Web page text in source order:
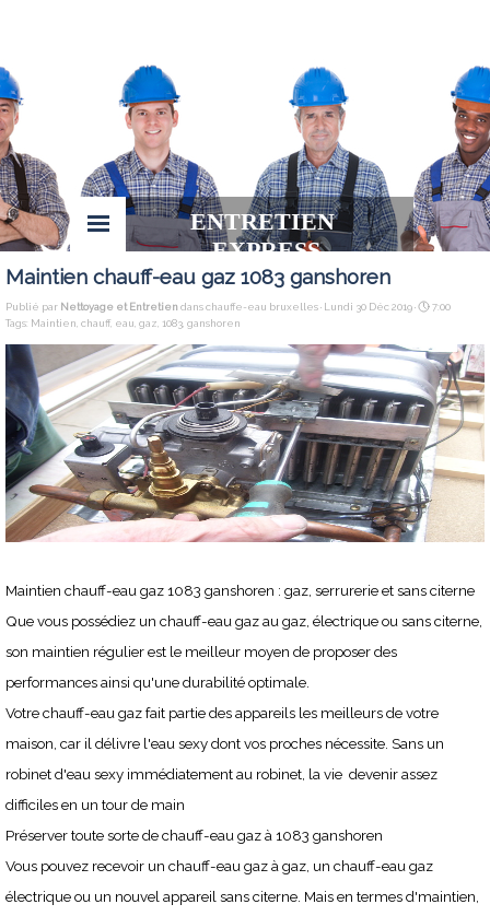
ENTRETIEN
EXPRESS
Maintien chauff-eau gaz 1083 ganshoren
Publié par Nettoyage et Entretien danschauffe-eau bruxelles· Lundi 30 Déc 2019 ·
7:00
Tags: Maintien chauff eau gaz 1083 ganshoren
Maintien chauff-eau gaz 1083 ganshoren : gaz, serrurerie et sans citerne
Que vous possédiez un chauff-eau gaz au gaz, électrique ou sans citerne,
son maintien régulier est le meilleur moyen de proposer des
performances ainsi qu'une durabilité optimale.
Votre chauff-eau gaz fait partie des appareils les meilleurs de votre
maison, car il délivre l'eau sexy dont vos proches nécessite. Sans un
robinet d'eau sexy immédiatement au robinet, la vie devenir assez
difficiles en un tour de main
Préserver toute sorte de chauff-eau gaz à 1083 ganshoren
Vous pouvez recevoir un chauff-eau gaz à gaz, un chauff-eau gaz
électrique ou un nouvel appareil sans citerne. Mais en termes d'maintien,